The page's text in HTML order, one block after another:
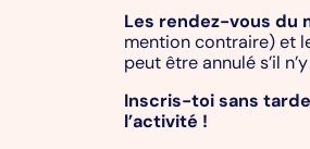
Les rendez-vous du
mention contraire) et
peut être annulé s’il
Inscris-toi sans
l’activité !